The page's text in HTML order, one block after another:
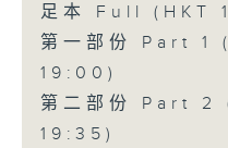
足本 Full (HKT
第一部份 Part 1
19:00)
第二部份 Part
19:35)